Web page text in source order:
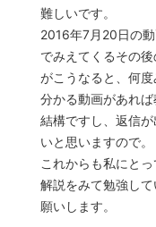
難しいです。
2016年7月20日の
でみえてくるその
がこうなると、何
分かる動画があれ
結構ですし、返信
いと思いますので。
これからも私にと
解説をみて勉強し
願いします。